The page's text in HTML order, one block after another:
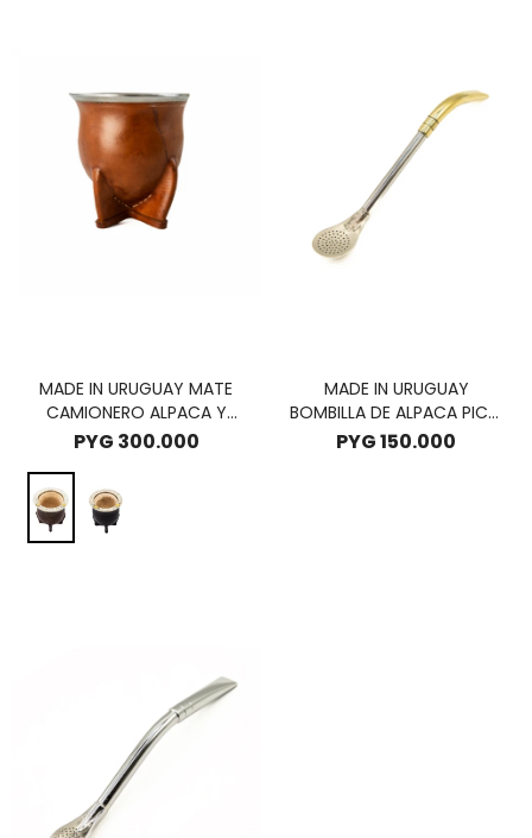
MADE IN URUGUAY MATE
CAMIONERO ALPACA Y
BRONCE - MARRÓN
PYG 300.000
MADE IN URUGUAY
BOMBILLA DE ALPACA PICO
FINO
PYG150.000